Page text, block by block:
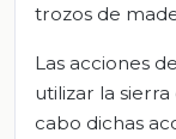
trozos de
Las acciones
utilizar la
cabo dichas